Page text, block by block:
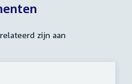
zijn aan